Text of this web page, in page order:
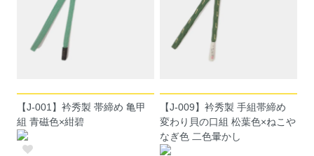
【J-001】衿秀製 帯締め 亀甲
組 青磁色×紺碧
【J-009】衿秀製 手組帯締め
変わり貝の口組 松葉色×ねこや
なぎ色 二色暈かし